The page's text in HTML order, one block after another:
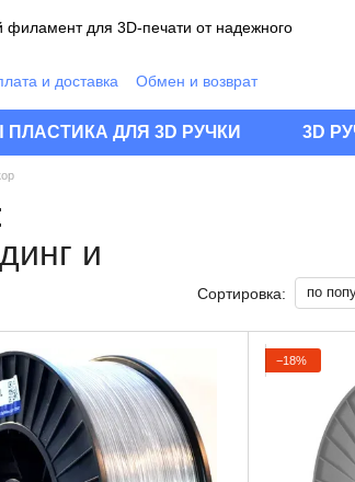
филамент для 3D-печати от надежного
и доставка
Обмен и возврат
соглашение
Блог
Отзывы о магазине
ДЛЯ 3D РУЧКИ 3D
и
Сортировка: по
−18%